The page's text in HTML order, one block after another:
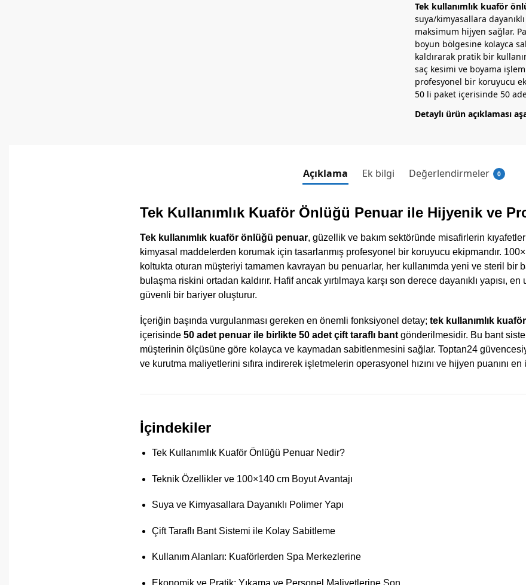
Tek kullanımlık kuaför
suya/kimyasallara
maksimum hijyen sağlar.
boyun bölgesine kolayca
kaldırarak pratik bir
saç kesimi ve boyama
profesyonel bir koruyucu
50 li paket içerisinde 50
Detaylı ürün açıklaması
Açıklama Ek bilgi Değerlendirmeler 0
Tek Kullanımlık Kuaför Önlüğü Penuar ile Hijyenik ve
Tek kullanımlık kuaför önlüğü penuar, güzellik ve bakım sektöründe misafirlerin
kimyasal maddelerden korumak için tasarlanmış profesyonel bir koruyucu ekipmandır.
koltukta oturan müşteriyi tamamen kavrayan bu penuarlar, her kullanımda yeni ve steril bir
bulaşma riskini ortadan kaldırır. Hafif ancak yırtılmaya karşı son derece dayanıklı yapısı,
güvenli bir bariyer oluşturur.
İçeriğin başında vurgulanması gereken en önemli fonksiyonel detay; tek kullanımlık
içerisinde 50 adet penuar ile birlikte 50 adet çift taraflı bantgönderilmesidir. Bu bant
müşterinin ölçüsüne göre kolayca ve kaymadan sabitlenmesini sağlar. Toptan24
ve kurutma maliyetlerini sıfıra indirerek işletmelerin operasyonel hızını ve hijyen puanını en
İçindekiler
Tek Kullanımlık Kuaför Önlüğü Penuar Nedir?
Teknik Özellikler ve 100×140 cm Boyut Avantajı
Suya ve Kimyasallara Dayanıklı Polimer Yapı
Çift Taraflı Bant Sistemi ile Kolay Sabitleme
Kullanım Alanları: Kuaförlerden Spa Merkezlerine
Ekonomik ve Pratik: Yıkama ve Personel Maliyetlerine Son